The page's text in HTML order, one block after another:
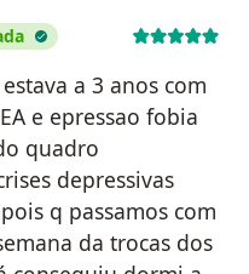
a 3 anos com
e epressao fobia
quadro
depressivas
q passamos com
da trocas dos